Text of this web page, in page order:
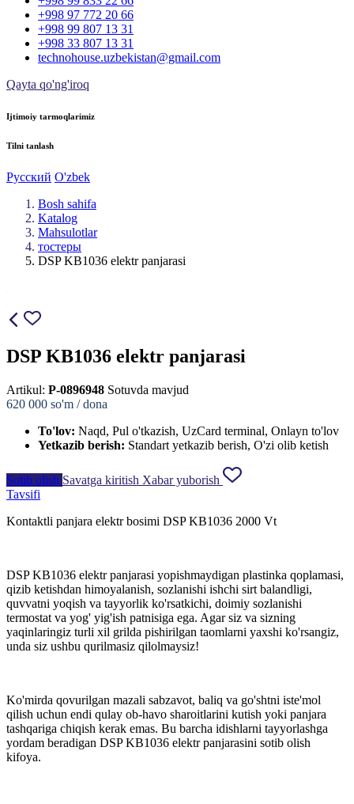
+998 97 772 20 66
+998 99 807 13 31
+998 33 807 13 31
technohouse.uzbekistan@gmail.com
Qayta qo'ng'iroq
Ijtimoiy tarmoqlarimiz
Tilni tanlash
Русский O'zbek
Bosh sahifa
Katalog
Mahsulotlar
тостеры
DSP KB1036 elektr panjarasi
DSP KB1036 elektr panjarasi
Artikul: P-0896948 Sotuvda mavjud
620 000 so'm / dona
To'lov: Naqd, Pul o'tkazish, UzCard terminal, Onlayn to'lov
Yetkazib berish: Standart yetkazib berish, O'zi olib ketish
Sotib olish Savatga kiritish Xabar yuborish
Tavsifi
Kontaktli panjara elektr bosimi DSP KB1036 2000 Vt
DSP KB1036 elektr panjarasi yopishmaydigan plastinka qoplamasi,
qizib ketishdan himoyalanish, sozlanishi ishchi sirt balandligi,
quvvatni yoqish va tayyorlik ko'rsatkichi, doimiy sozlanishi
termostat va yog' yig'ish patnisiga ega. Agar siz va sizning
yaqinlaringiz turli xil grilda pishirilgan taomlarni yaxshi ko'rsangiz,
unda siz ushbu qurilmasiz qilolmaysiz!
Ko'mirda qovurilgan mazali sabzavot, baliq va go'shtni iste'mol
qilish uchun endi qulay ob-havo sharoitlarini kutish yoki panjara
tashqariga chiqish kerak emas. Bu barcha idishlarni tayyorlashga
yordam beradigan DSP KB1036 elektr panjarasini sotib olish
kifoya.